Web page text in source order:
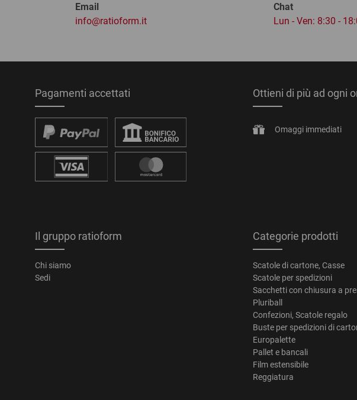
Email
info@ratioform.it
Chat
Lun - Ven: 8:30 -
Pagamenti accettati Ottieni di più ad ogni
Omaggi immediati
Il gruppo ratioform
Chi siamo
Sedi
Categorie prodotti
Scatole di cartone, Casse
Scatole per spedizioni
Sacchetti con chiusura a
Pluriball
Confezioni, Scatole regalo
Buste per spedizioni di
Europalette
Pallet e bancali
Film estensibile
Reggiatura